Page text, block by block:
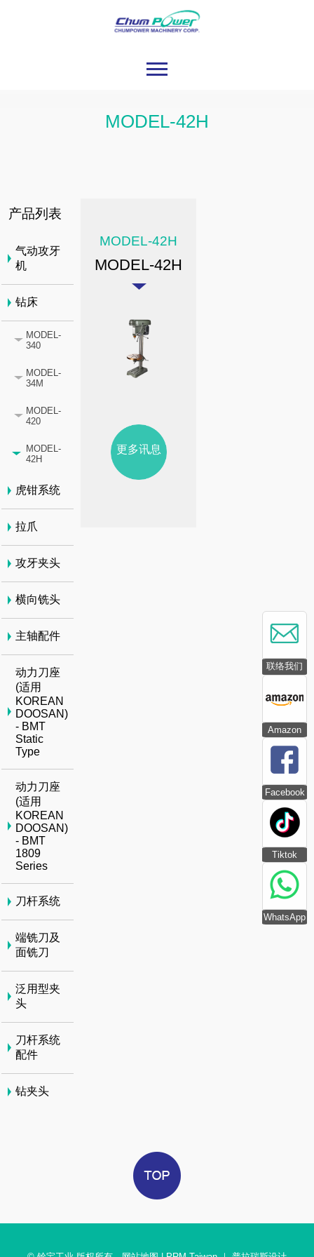
联络我们
Amazon
Facebook
Tiktok
WhatsApp
MODEL-42H
MODEL-42H
MODEL-42H
更多讯息
产品列表
气动攻牙
机
钻床
MODEL-
340
MODEL-
34M
MODEL-
420
MODEL-
42H
虎钳系统
拉爪
攻牙夹头
横向铣头
主轴配件
动力刀座
(适用
KOREAN
DOOSAN)
- BMT
Static
Type
动力刀座
(适用
KOREAN
DOOSAN)
- BMT
1809
Series
刀杆系统
端铣刀及
面铣刀
泛用型夹
头
刀杆系统
配件
钻夹头